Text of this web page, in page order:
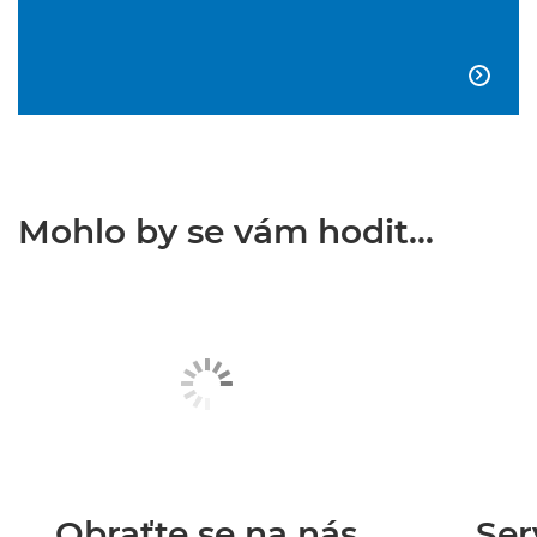

Mohlo by se vám hodit...